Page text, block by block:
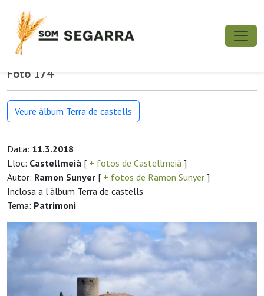
Foto 174
Veure àlbum Terra de castells
Data: 11.3.2018
Lloc: Castellmeià [ + fotos de Castellmeià ]
Autor: Ramon Sunyer [ + fotos de Ramon Sunyer ]
Inclosa a l'àlbum Terra de castells
Tema: Patrimoni